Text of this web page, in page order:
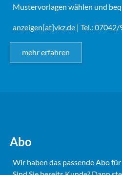
Mustervorlagen wählen und
anzeigen[at]vkz.de | Tel.:
mehr erfahren
Abo
Wir haben das passende Abo für